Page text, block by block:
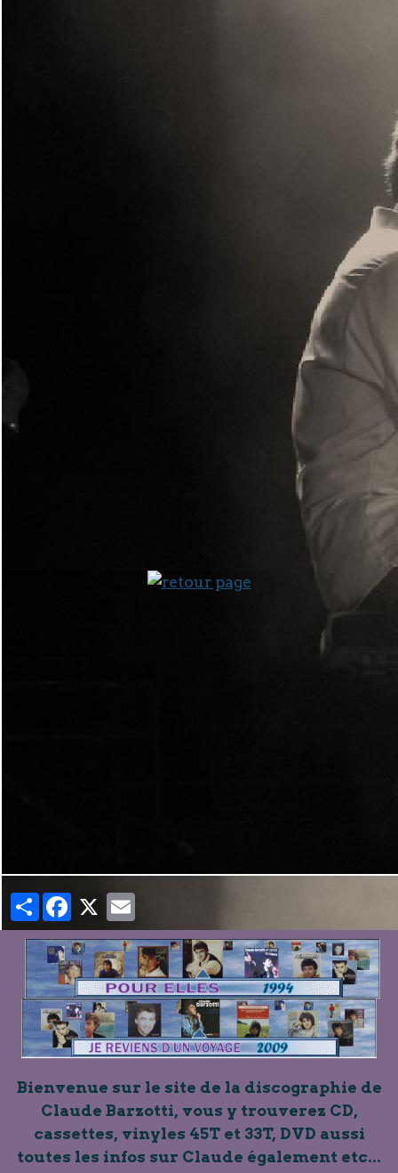
PartagerFacebook
X
Bienvenue sur le site de la discographie de
Claude Barzotti, vous y trouverez CD,
cassettes, vinyles 45T et 33T, DVD aussi
toutes les infos sur Claude également etc...